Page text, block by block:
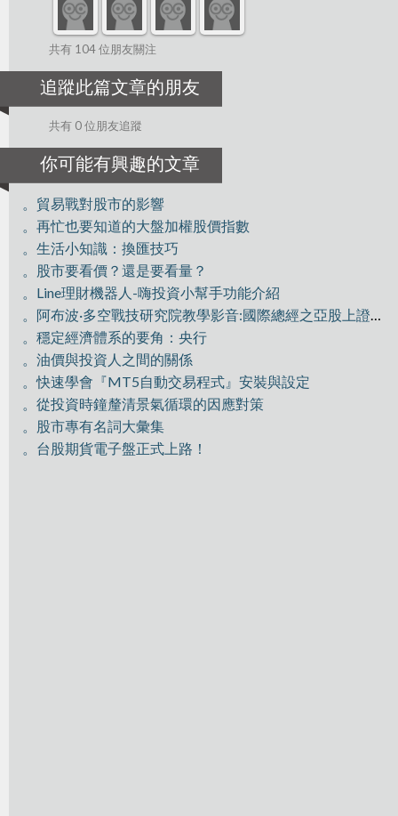
共有 104 位朋友關注
追蹤此篇文章的朋友
共有 0 位朋友追蹤
你可能有興趣的文章
。貿易戰對股市的影響
。再忙也要知道的大盤加權股價指數
。生活小知識：換匯技巧
。股市要看價？還是要看量？
。Line理財機器人-嗨投資小幫手功能介紹
。阿布波·多空戰技研究院教學影音:國際總經之亞股上證分析
。穩定經濟體系的要角：央行
。油價與投資人之間的關係
。快速學會『MT5自動交易程式』安裝與設定
。從投資時鐘釐清景氣循環的因應對策
。股市專有名詞大彙集
。台股期貨電子盤正式上路！